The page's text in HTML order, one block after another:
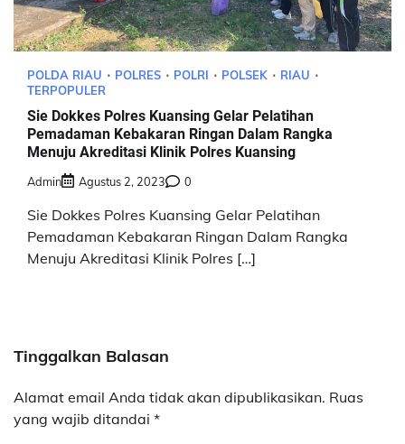
POLDA RIAU POLRES POLRI POLSEK
RIAU
TERPOPULER
Sie Dokkes Polres Kuansing Gelar Pelatihan
Pemadaman Kebakaran Ringan Dalam Rangka
Menuju Akreditasi Klinik Polres Kuansing
Admin Agustus 2, 2023 0
Sie Dokkes Polres Kuansing Gelar Pelatihan
Pemadaman Kebakaran Ringan Dalam Rangka
Menuju Akreditasi Klinik Polres […]
Tinggalkan Balasan
Alamat email Anda tidak akan dipublikasikan. Ruas
yang wajib ditandai *